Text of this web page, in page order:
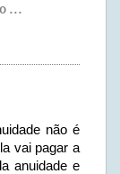
…
não é
vai pagar a
anuidade e